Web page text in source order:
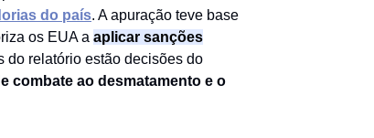
do país. A apuração teve base
os EUA a aplicar sanções
do relatório estão decisões do
combate ao desmatamento e o